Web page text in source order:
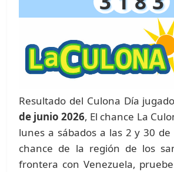
Resultado del Culona Día
de junio 2026, El chance La
lunes a sábados a las 2 y 30
chance de la región de los
frontera con Venezuela,